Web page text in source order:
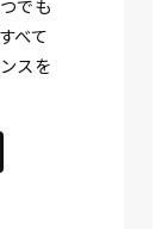
でも
べて
スを